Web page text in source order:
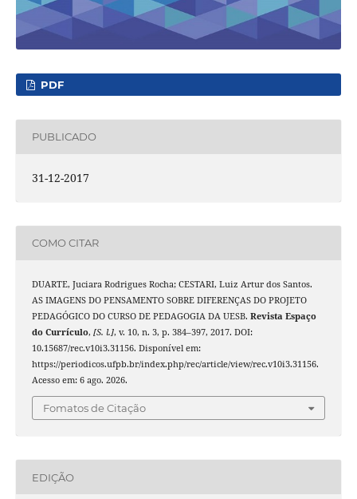
PDF
PUBLICADO
31-12-2017
COMO CITAR
DUARTE, Juciara Rodrigues Rocha; CESTARI, Luiz Artur dos Santos.
AS IMAGENS DO PENSAMENTO SOBRE DIFERENÇAS DO PROJETO
PEDAGÓGICO DO CURSO DE PEDAGOGIA DA UESB. Revista Espaço
do Currículo, [S. l.], v. 10, n. 3, p. 384–397, 2017. DOI:
10.15687/rec.v10i3.31156. Disponível em:
https://periodicos.ufpb.br/index.php/rec/article/view/rec.v10i3.31156.
Acesso em: 6 ago. 2026.
Fomatos de Citação
EDIÇÃO